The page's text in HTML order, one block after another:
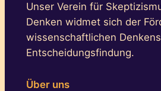
Unser Verein für
Denken widmet sich der
wissenschaftlichen
Entscheidungsfindung.
Über uns